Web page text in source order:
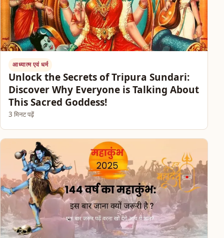
आध्यात्म एवं धर्म
Unlock the Secrets of Tripura Sundari:
Discover Why Everyone is Talking About
This Sacred Goddess!
3 मिनट पढ़ें